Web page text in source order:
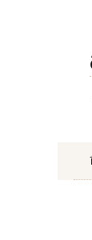
Skip
to